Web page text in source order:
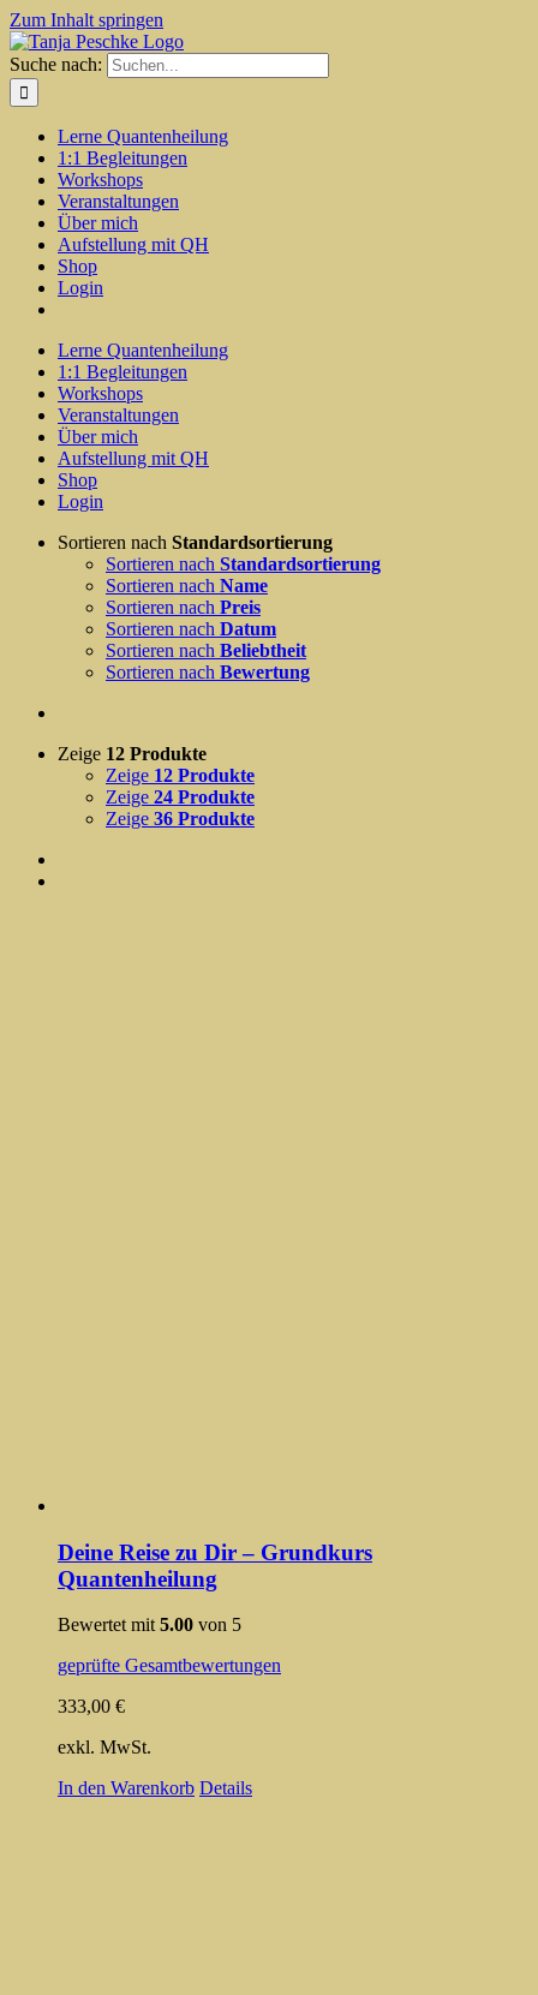
Zum Inhalt springen
Suche nach:
Lerne Quantenheilung
1:1 Begleitungen
Workshops
Veranstaltungen
Über mich
Aufstellung mit QH
Shop
Login
Lerne Quantenheilung
1:1 Begleitungen
Workshops
Veranstaltungen
Über mich
Aufstellung mit QH
Shop
Login
Sortieren nach Standardsortierung
Sortieren nach Standardsortierung
Sortieren nach Name
Sortieren nach Preis
Sortieren nach Datum
Sortieren nach Beliebtheit
Sortieren nach Bewertung
Zeige 12 Produkte
Zeige 12 Produkte
Zeige 24 Produkte
Zeige 36 Produkte
Deine Reise zu Dir – Grundkurs
Quantenheilung
Bewertet mit5.00 von 5
geprüfte Gesamtbewertungen
333,00 €
exkl. MwSt.
In den Warenkorb Details